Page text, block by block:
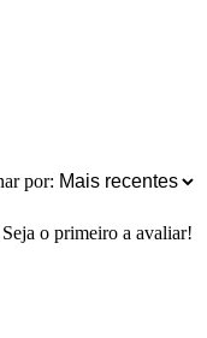
por:
o primeiro a avaliar!